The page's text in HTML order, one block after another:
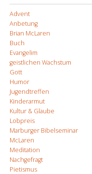
Advent
Anbetung
Brian McLaren
Buch
Evangelim
geistlichen Wachstum
Gott
Humor
Jugendtreffen
Kinderarmut
Kultur & Glaube
Lobpreis
Marburger Bibelseminar
McLaren
Meditation
Nachgefragt
Pietismus